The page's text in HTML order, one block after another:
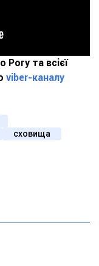
та всієї
viber-каналу
сховища